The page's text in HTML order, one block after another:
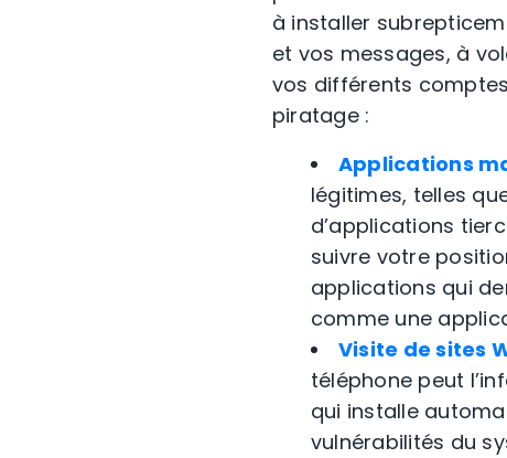
à installer
et vos messages, à
vos différents
piratage :
Applications
légitimes, telles
d’applications
suivre votre
applications qui
comme une
Visite de sites
téléphone peut
qui installe
vulnérabilités du